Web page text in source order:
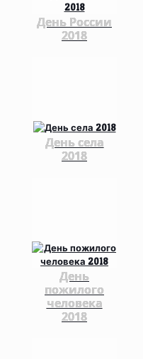
День России
2018
День села
2018
День
пожилого
человека
2018